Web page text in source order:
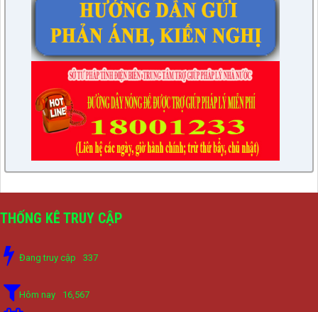
THỐNG KÊ TRUY CẬP
Đang truy cập 337
Hôm nay 16,567